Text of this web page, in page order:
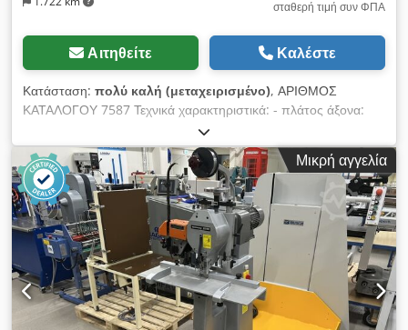
σταθερή τιμή συν ΦΠΑ
Αιτηθείτε Καλέστε
Κατάσταση: πολύ καλή (μεταχειρισμένο), ΑΡΙΘΜΟΣ
ΚΑΤΑΛΟΓΟΥ 7587 Τεχνικά χαρακτηριστικά: - πλάτος άξονα:
410 mm - αριθμός μαχαιριών: 3 τεμ. Cjdpezmhacsfx Agujha -
φρένο - μήκος τραπεζιών: 2540 mm - τραπέζια από
χυτοσίδηρο - και τα δύο τραπέζια ρυθμιζόμενα - αυθεντικός
οδηγός από χυτοσίδηρο ρυθμιζόμενος σε γωνία - κινητήρας: 3
kW - διαστάσεις (Μ/Π/Υ): 2540x1000x1050 mm - βάρος: 730
kg Πλεονεκτήματα: – πολωνικής κατασκευής – άξονας με 3
μαχαίρια – μεταχειρισμένος ισοπεδωτής – άριστη κατάσταση
Καθαρή τιμή: 7.900 PLN Καθαρή τιμή: 1.880 EUR Καθαρή τιμή
με τιμή συναλλάγματος 4,2 PLN/EUR (σε περίπτωση
σημαντικών διακυμάνσεων της ισοτιμίας, η τιμή ενδέχεται να
αλλάξει)
Μικρή αγγελία